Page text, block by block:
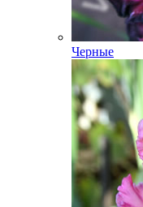
Черные